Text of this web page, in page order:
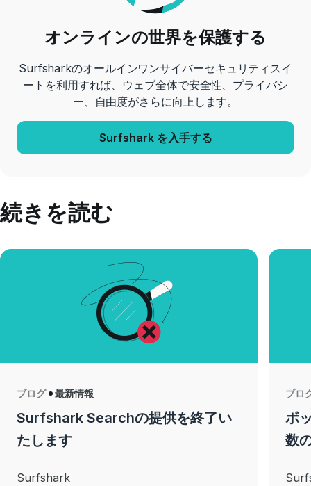
オンラインの世界を保護する
Surfsharkのオールインワンサイバーセキュリティスイ
ートを利用すれば、ウェブ全体で安全性、プライバシ
ー、自由度がさらに向上します。
Surfshark を入手する
続きを読む
ブログ 最新情報
Surfshark Searchの提供を終了い
たします
Surfshark
ブロ
ボ
数